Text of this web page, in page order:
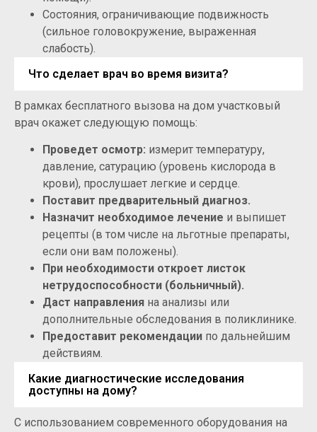
Состояния, ограничивающие подвижность
(сильное головокружение, выраженная
слабость).
Что сделает врач во время визита?
В рамках бесплатного вызова на дом участковый
врач окажет следующую помощь:
Проведет осмотр: измерит температуру,
давление, сатурацию (уровень кислорода в
крови), прослушает легкие и сердце.
Поставит предварительный диагноз.
Назначит необходимое лечение и выпишет
рецепты (в том числе на льготные препараты,
если они вам положены).
При необходимости откроет листок
нетрудоспособности (больничный).
Даст направления на анализы или
дополнительные обследования в поликлинике.
Предоставит рекомендации по дальнейшим
действиям.
Какие диагностические исследования
доступны на дому?
С использованием современного оборудования на